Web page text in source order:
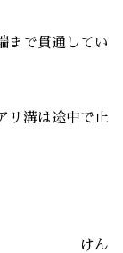
まで貫通してい
リ溝は途中で止
けん